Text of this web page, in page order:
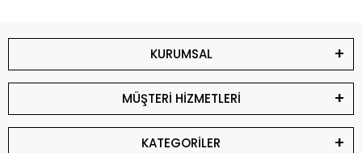
KURUMSAL
MÜŞTERİ HİZMETLERİ
KATEGORİLER